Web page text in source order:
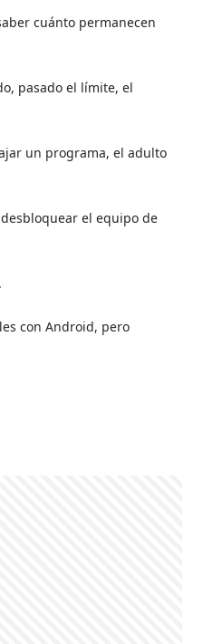
cuánto permanecen
pasado el límite, el
un programa, el adulto
el equipo de
con Android, pero